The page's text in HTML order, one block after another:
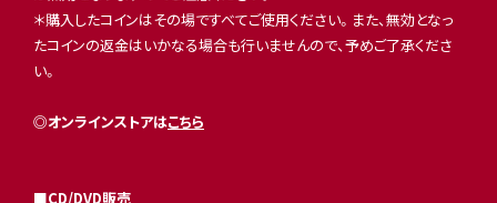
＊購入したコインはその場ですべてご使用ください。また、無効となっ
たコインの返金はいかなる場合も行いませんので、予めご了承くださ
い。
◎オンラインストアはこちら
■CD/DVD販売